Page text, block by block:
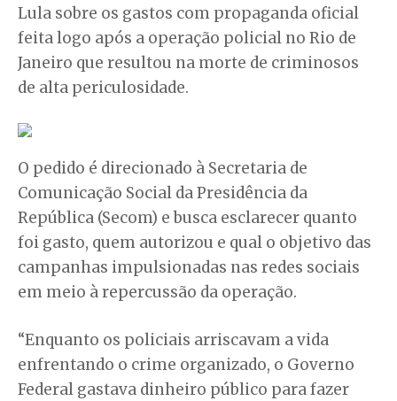
Lula sobre os gastos com propaganda oficial
feita logo após a operação policial no Rio de
Janeiro que resultou na morte de criminosos
de alta periculosidade.
O pedido é direcionado à Secretaria de
Comunicação Social da Presidência da
República (Secom) e busca esclarecer quanto
foi gasto, quem autorizou e qual o objetivo das
campanhas impulsionadas nas redes sociais
em meio à repercussão da operação.
“Enquanto os policiais arriscavam a vida
enfrentando o crime organizado, o Governo
Federal gastava dinheiro público para fazer